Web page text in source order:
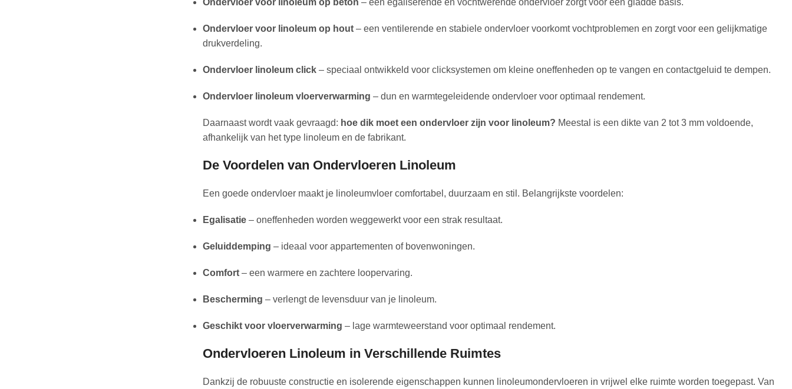
Ondervloer voor linoleum op hout– een ventilerende en stabiele ondervloer voorkomt vochtproblemen en zorgt voor een gelijkmatige
drukverdeling.
Ondervloer linoleum click– speciaal ontwikkeld voor clicksystemen om kleine oneffenheden op te vangen en contactgeluid te dempen.
Ondervloer linoleum vloerverwarming – dun en warmtegeleidende ondervloer voor optimaal rendement.
Daarnaast wordt vaak gevraagd: hoe dik moet een ondervloer zijn voor linoleum? Meestal is een dikte van 2 tot 3 mm voldoende,
afhankelijk van het type linoleum en de fabrikant.
De Voordelen van Ondervloeren Linoleum
Een goede ondervloer maakt je linoleumvloer comfortabel, duurzaam en stil. Belangrijkste voordelen:
Egalisatie– oneffenheden worden weggewerkt voor een strak resultaat.
Geluiddemping – ideaal voor appartementen of bovenwoningen.
Comfort– een warmere en zachtere loopervaring.
Bescherming – verlengt de levensduur van je linoleum.
Geschikt voor vloerverwarming – lage warmteweerstand voor optimaal rendement.
Ondervloeren Linoleum in Verschillende Ruimtes
Dankzij de robuuste constructie en isolerende eigenschappen kunnen linoleumondervloeren in vrijwel elke ruimte worden toegepast. Van